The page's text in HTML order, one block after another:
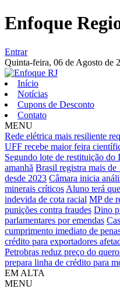
Enfoque
Entrar
Quinta-feira, 06 de Agosto de
Início
Notícias
Cupons de Desconto
Contato
MENU
Rede elétrica mais resiliente
UFF recebe maior feira
Segundo lote de restituição
amanhã Brasil registra mais de
desde 2023 Câmara inicia
minerais críticos Aluno terá
indevida de cota racial MP de
punições contra fraudes Dino
parlamentares por emendas
cumprimento imediato de
crédito para exportadores
Petrobras reduz preço do
prepara linha de crédito para
EM ALTA
MENU